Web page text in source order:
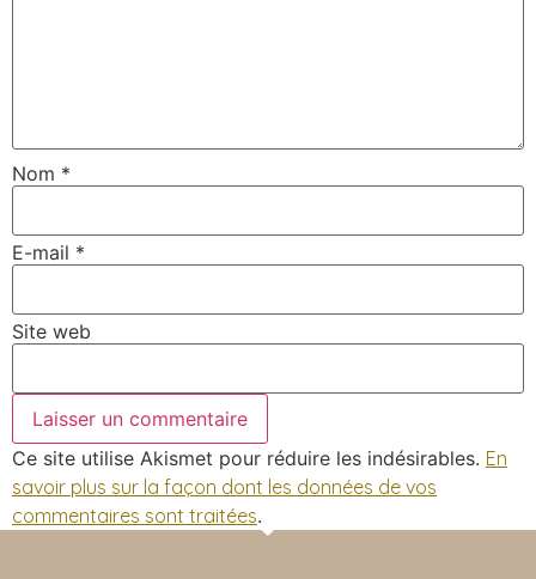
Nom *
E-mail *
Site web
Ce site utilise Akismet pour réduire les indésirables. En
savoir plus sur la façon dont les données de vos
commentaires sont traitées.